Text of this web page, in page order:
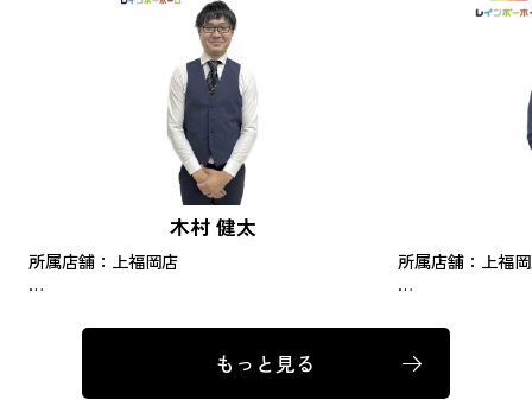
木村 健太
所属店舗：上福岡店
す。一緒に良いお部屋を探しましょう！
所属店舗：上福
い！喜びます！
もっと見る